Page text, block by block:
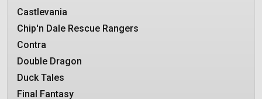
Castlevania
Chip'n Dale Rescue Rangers
Contra
Double Dragon
Duck Tales
Final Fantasy